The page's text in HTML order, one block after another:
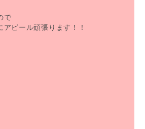
で
ピール頑張ります！！